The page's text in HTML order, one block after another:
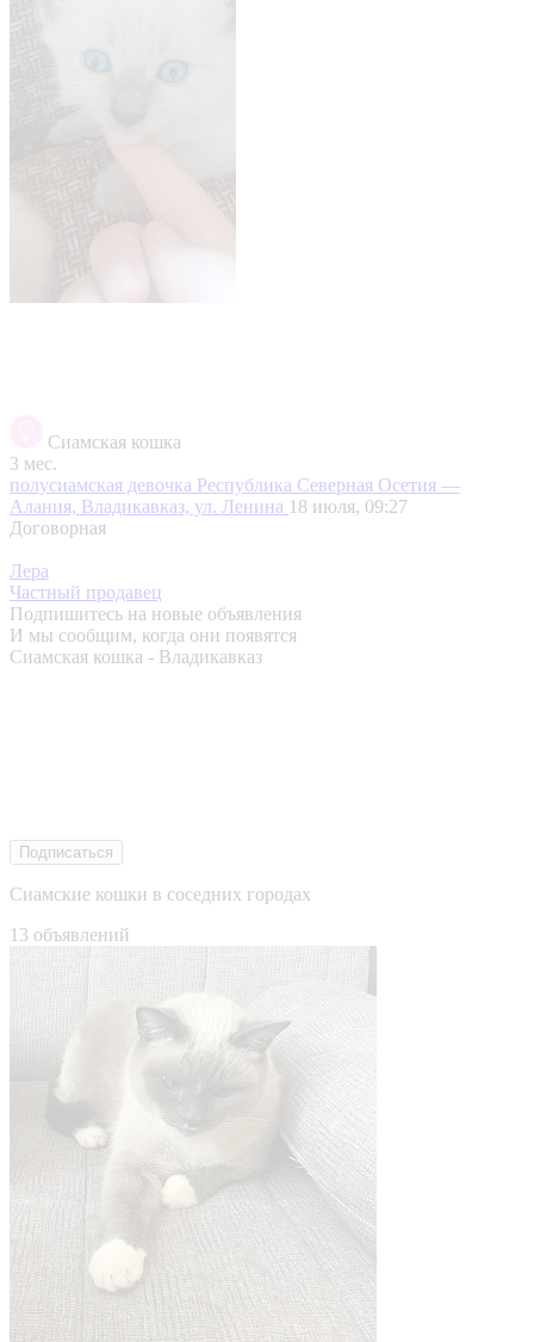
Сиамская кошка
3 мес.
полусиамская девочка Республика Северная Осетия —
Алания, Владикавказ, ул. Ленина 18 июля, 09:27
Договорная
Лера
Частный продавец
Подпишитесь на новые объявления
И мы сообщим, когда они появятся
Сиамская кошка - Владикавказ
Подписаться
Сиамские кошки в соседних городах
13 объявлений